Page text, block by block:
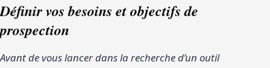
Définir vos besoins et objectifs de
prospection
Avant de vous lancer dans la recherche d’un outil